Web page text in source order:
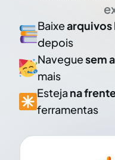
Baixearquivos
depois
Naveguesem
mais
Esteja na
ferramentas